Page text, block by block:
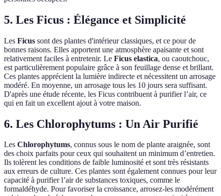
5. Les Ficus : Élégance et Simplicité
Les Ficus sont des plantes d'intérieur classiques, et ce pour de
bonnes raisons. Elles apportent une atmosphère apaisante et sont
relativement faciles à entretenir. Le Ficus elastica, ou caoutchouc,
est particulièrement populaire grâce à son feuillage dense et brillant.
Ces plantes apprécient la lumière indirecte et nécessitent un arrosage
modéré. En moyenne, un arrosage tous les 10 jours sera suffisant.
D'après une étude récente, les Ficus contribuent à purifier l’air, ce
qui en fait un excellent ajout à votre maison.
6. Les Chlorophytums : Un Air Purifié
Les Chlorophytums, connus sous le nom de plante araignée, sont
des choix parfaits pour ceux qui souhaitent un minimum d’entretien.
Ils tolèrent les conditions de faible luminosité et sont très résistants
aux erreurs de culture. Ces plantes sont également connues pour leur
capacité à purifier l’air de substances toxiques, comme le
formaldéhyde. Pour favoriser la croissance, arrosez-les modérément